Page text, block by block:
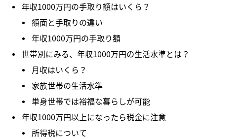
年収1000万円の手取り額はいくら？
額面と手取りの違い
年収1000万円の手取り額
世帯別にみる、年収1000万円の生活水準とは？
月収はいくら？
家族世帯の生活水準
単身世帯では裕福な暮らしが可能
年収1000万円以上になったら税金に注意
所得税について